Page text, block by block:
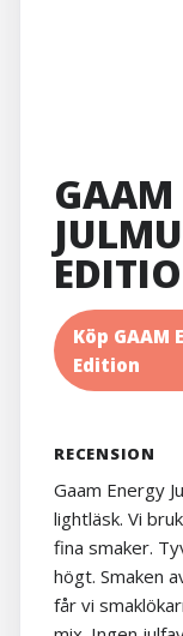
GAAM
Köp GAAM
Edition
RECENSION
Gaam Energy
lightläsk. Vi
fina smaker.
högt. Smaken
får vi